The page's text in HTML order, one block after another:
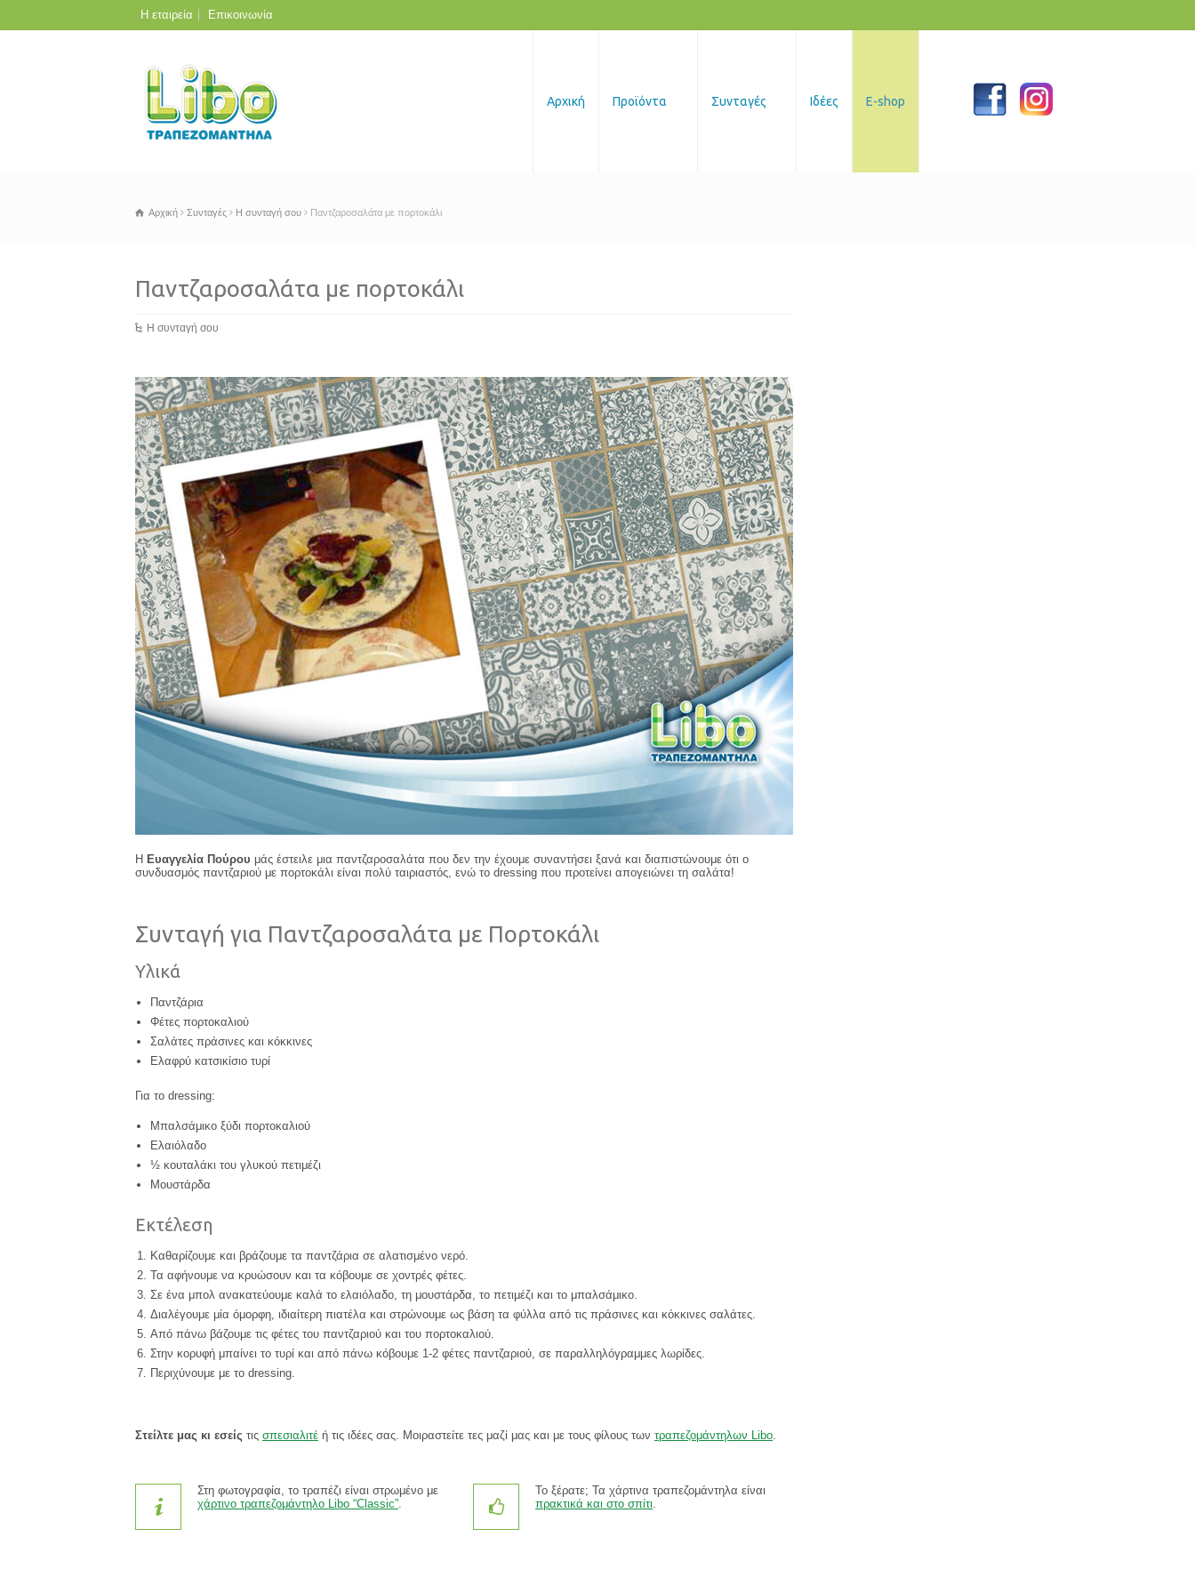
Η εταιρεία Επικοινωνία
Αρχική Προϊόντα Συνταγές Ιδέες E-shop
Αρχική Συνταγές Η συνταγή σου Παντζαροσαλάτα με πορτοκάλι
Παντζαροσαλάτα με πορτοκάλι
Η συνταγή σου
Η Ευαγγελία Πούρου μάς έστειλε μια παντζαροσαλάτα που δεν την έχουμε συναντήσει ξανά και διαπιστώνουμε ότι ο
συνδυασμός παντζαριού με πορτοκάλι είναι πολύ ταιριαστός, ενώ το dressing που προτείνει απογειώνει τη σαλάτα!
Συνταγή για Παντζαροσαλάτα με Πορτοκάλι
Υλικά
Παντζάρια
Φέτες πορτοκαλιού
Σαλάτες πράσινες και κόκκινες
Ελαφρύ κατσικίσιο τυρί
Για το dressing:
Μπαλσάμικο ξύδι πορτοκαλιού
Ελαιόλαδο
½ κουταλάκι του γλυκού πετιμέζι
Μουστάρδα
Εκτέλεση
Καθαρίζουμε και βράζουμε τα παντζάρια σε αλατισμένο νερό.
Τα αφήνουμε να κρυώσουν και τα κόβουμε σε χοντρές φέτες.
Σε ένα μπολ ανακατεύουμε καλά το ελαιόλαδο, τη μουστάρδα, το πετιμέζι και το μπαλσάμικο.
Διαλέγουμε μία όμορφη, ιδιαίτερη πιατέλα και στρώνουμε ως βάση τα φύλλα από τις πράσινες και κόκκινες σαλάτες.
Από πάνω βάζουμε τις φέτες του παντζαριού και του πορτοκαλιού.
Στην κορυφή μπαίνει το τυρί και από πάνω κόβουμε 1-2 φέτες παντζαριού, σε παραλληλόγραμμες λωρίδες.
Περιχύνουμε με το dressing.
Στείλτε μας κι εσείς τις σπεσιαλιτέ ή τις ιδέες σας. Μοιραστείτε τες μαζί μας και με τους φίλους των τραπεζομάντηλων Libo.
Στη φωτογραφία, το τραπέζι είναι στρωμένο με
χάρτινο τραπεζομάντηλο Libo “Classic”.
Το ξέρατε; Τα χάρτινα τραπεζομάντηλα είναι
πρακτικά και στο σπίτι.